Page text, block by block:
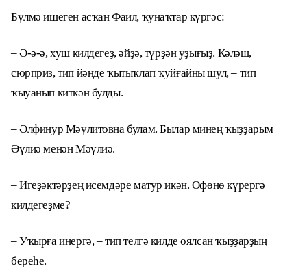
Бүлмә ишеген асҡан Фаил, ҡунаҡтар күргәс:
– Ә-ә-ә, хуш килдегеҙ, әйҙә, түрҙән уҙығыҙ. Кәләш,
сюрприз, тип йәнде ҡытыҡлап ҡуйғайны шул, – тип
ҡыуанып киткән булды.
– Әлфинур Мәүлитовна булам. Былар минең ҡыҙҙарым
Әүлиә менән Мәүлиә.
– Игеҙәктәрҙең исемдәре матур икән. Өфөнө күрергә
килдегеҙме?
– Уҡырға инергә, – тип телгә килде оялсан ҡыҙҙарҙың
береһе.